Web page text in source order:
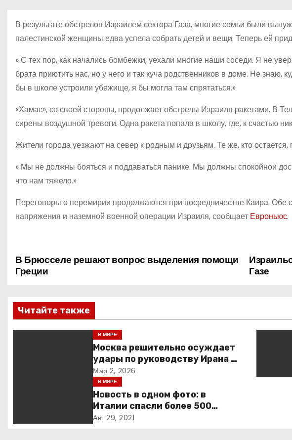
В результате обстрелов Израилем сектора Газа, многие семьи были
палестинской женщины едва успела собрать детей и вещи. Теперь ей
» С тех пор, как начались бомбежки, уехали многие наши соседи. Я не
брата приютить нас, но у него и так куча родственников в доме. Не
бы в школе устроили убежище, я бы могла там спрятаться.»
«Хамас», со своей стороны, продолжает обстрелы Израиля ракетами. В
сирены воздушной тревоги. Одна ракета попала в школу, где, к счастью
Жители города уезжают на север к родным и друзьям. Те же, кто
» Мы не должны бояться и поддаваться панике. Мы должны спокойнои
что нам тяжело.»
Переговоры о перемирии продолжаются при посредничестве Каира. Обе
напряжения и наземной военной операции Израиля, сообщает Евроньюс.
Н
в
и
я
Газе
В Брюсселе решают вопрос выделения помощи
Греции
Читайте также
В МИРЕ
Москва решительно осуждает
удары по руководству Ирана и
призывает к немедленной
деэскалации
Мар 2, 2026
В МИРЕ
Новость в одном фото: в
Италии спасли более 500
мигрантов на рыбацкой лодке
Авг 29, 2021